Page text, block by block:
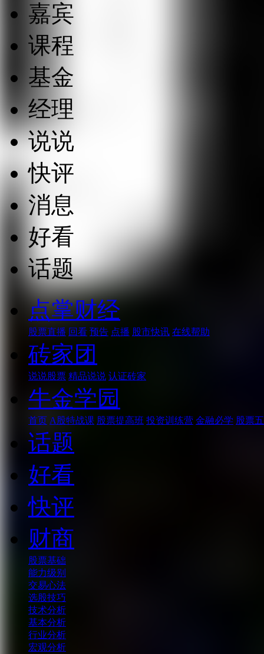
嘉宾
课程
基金
经理
说说
快评
消息
好看
话题
点掌财经
股票直播 回看 预告 点播 股市快讯 在线帮助
砖家团
说说股票 精品说说 认证砖家
牛金学园
首页 A股特战课 股票提高班 投资训练营 金融必学 股票
话题
好看
快评
财商
股票基础
能力级别
交易心法
选股技巧
技术分析
基本分析
行业分析
宏观分析